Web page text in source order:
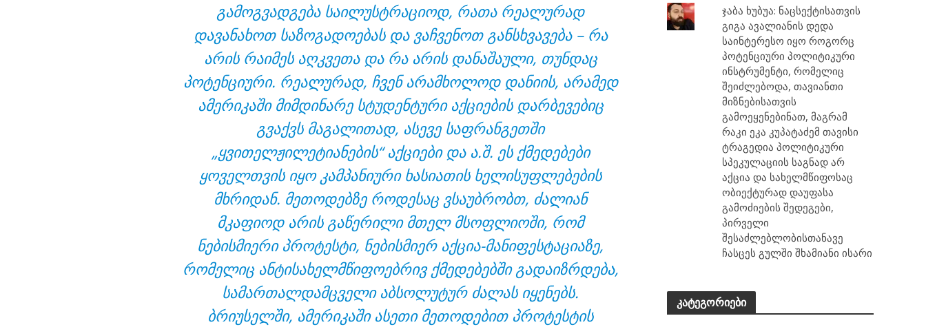
გამოგვადგება საილუსტრაციოდ, რათა რეალურად
დავანახოთ საზოგადოებას და ვაჩვენოთ განსხვავება – რა
არის რაიმეს აღკვეთა და რა არის დანაშაული, თუნდაც
პოტენციური. რეალურად, ჩვენ არამხოლოდ დანიის, არამედ
ამერიკაში მიმდინარე სტუდენტური აქციების დარბევებიც
გვაქვს მაგალითად, ასევე საფრანგეთში
„ყვითელჟილეტიანების“ აქციები და ა.შ. ეს ქმედებები
ყოველთვის იყო კამპანიური ხასიათის ხელისუფლებების
მხრიდან. მეთოდებზე როდესაც ვსაუბრობთ, ძალიან
მკაფიოდ არის გაწერილი მთელ მსოფლიოში, რომ
ნებისმიერი პროტესტი, ნებისმიერ აქცია-მანიფესტაციაზე,
რომელიც ანტისახელმწიფოებრივ ქმედებებში გადაიზრდება,
სამართალდამცველი აბსოლუტურ ძალას იყენებს.
ბრიუსელში, ამერიკაში ასეთი მეთოდებით პროტესტის
ჯაბა ხუბუა: ნაცსექტისათვის
გიგა ავალიანის დედა
საინტერესო იყო როგორც
პოტენციური პოლიტიკური
ინსტრუმენტი, რომელიც
შეიძლებოდა, თავიანთი
მიზნებისათვის
გამოეყენებინათ, მაგრამ
რაკი ეკა კუპატაძემ თავისი
ტრაგედია პოლიტიკური
სპეკულაციის საგნად არ
აქცია და სახელმწიფოსაც
ობიექტურად დაუფასა
გამოძიების შედეგები,
პირველი
შესაძლებლობისთანავე
ჩასცეს გულში შხამიანი ისარი
კატეგორიები